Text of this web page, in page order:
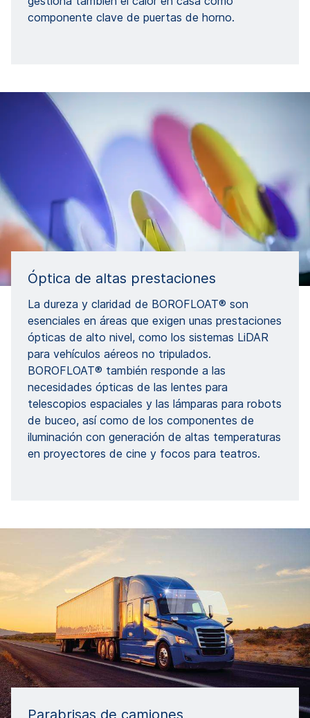
componente clave de puertas de horno.
Óptica de altas prestaciones
La dureza y claridad de BOROFLOAT® son
esenciales en áreas que exigen unas prestaciones
ópticas de alto nivel, como los sistemas LiDAR
para vehículos aéreos no tripulados.
BOROFLOAT® también responde a las
necesidades ópticas de las lentes para
telescopios espaciales y las lámparas para robots
de buceo, así como de los componentes de
iluminación con generación de altas temperaturas
en proyectores de cine y focos para teatros.
Parabrisas de camiones